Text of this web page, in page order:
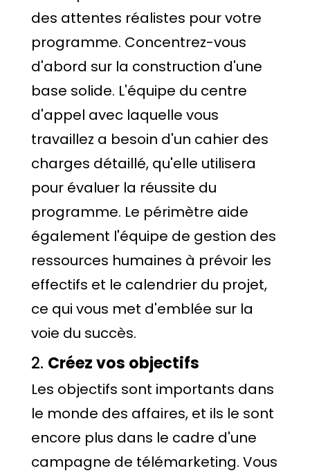
des attentes réalistes pour votre
programme. Concentrez-vous
d'abord sur la construction d'une
base solide. L'équipe du centre
d'appel avec laquelle vous
travaillez a besoin d'un cahier des
charges détaillé, qu'elle utilisera
pour évaluer la réussite du
programme. Le périmètre aide
également l'équipe de gestion des
ressources humaines à prévoir les
effectifs et le calendrier du projet,
ce qui vous met d'emblée sur la
voie du succès.
2. Créez vos objectifs
Les objectifs sont importants dans
le monde des affaires, et ils le sont
encore plus dans le cadre d'une
campagne de télémarketing. Vous